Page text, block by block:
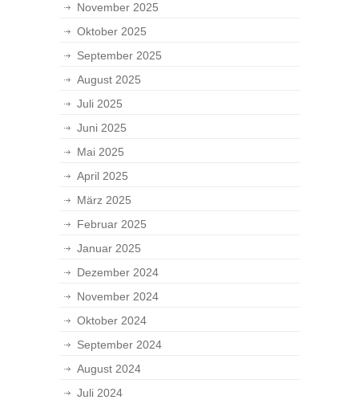
November 2025
Oktober 2025
September 2025
August 2025
Juli 2025
Juni 2025
Mai 2025
April 2025
März 2025
Februar 2025
Januar 2025
Dezember 2024
November 2024
Oktober 2024
September 2024
August 2024
Juli 2024